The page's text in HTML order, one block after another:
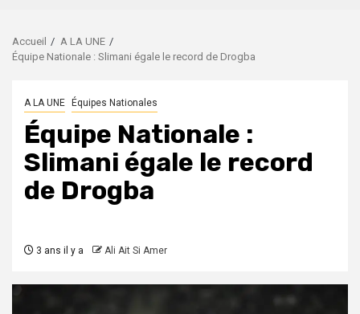
Accueil
A LA UNE
Équipe Nationale : Slimani égale le record de Drogba
A LA UNE Équipes Nationales
Équipe Nationale :
Slimani égale le record
de Drogba
3 ans il y a Ali Ait Si Amer